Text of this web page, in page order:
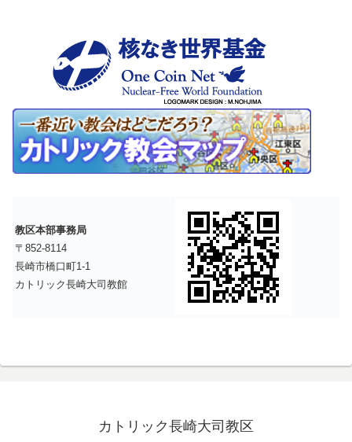
教区本部事務局
〒852-8114
長崎市橋口町1-1
カトリック長崎大司教館
カトリック長崎大司教区